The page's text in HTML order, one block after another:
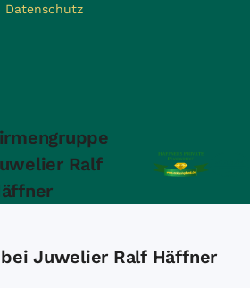
Datenschutz
Ralf
Juwelier Ralf Häffner